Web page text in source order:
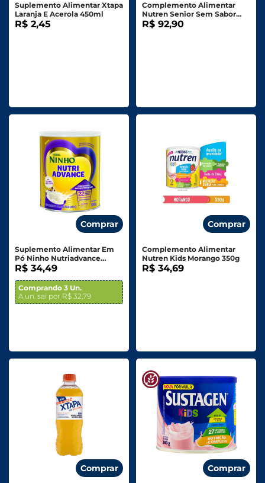
Suplemento Alimentar Xtapa
Laranja E Acerola 450ml
R$ 2,45
Complemento Alimentar
Nutren Senior Sem Sabor
370g
R$ 92,90
Comprar
Suplemento Alimentar Em
Pó Ninho Nutriadvance
Baunilha Lata 350g
R$ 34,49
Comprando 3 Un.
A un. sai por R$ 32,79
Comprar
Complemento Alimentar
Nutren Kids Morango 350g
R$ 34,69
Comprar Comprar